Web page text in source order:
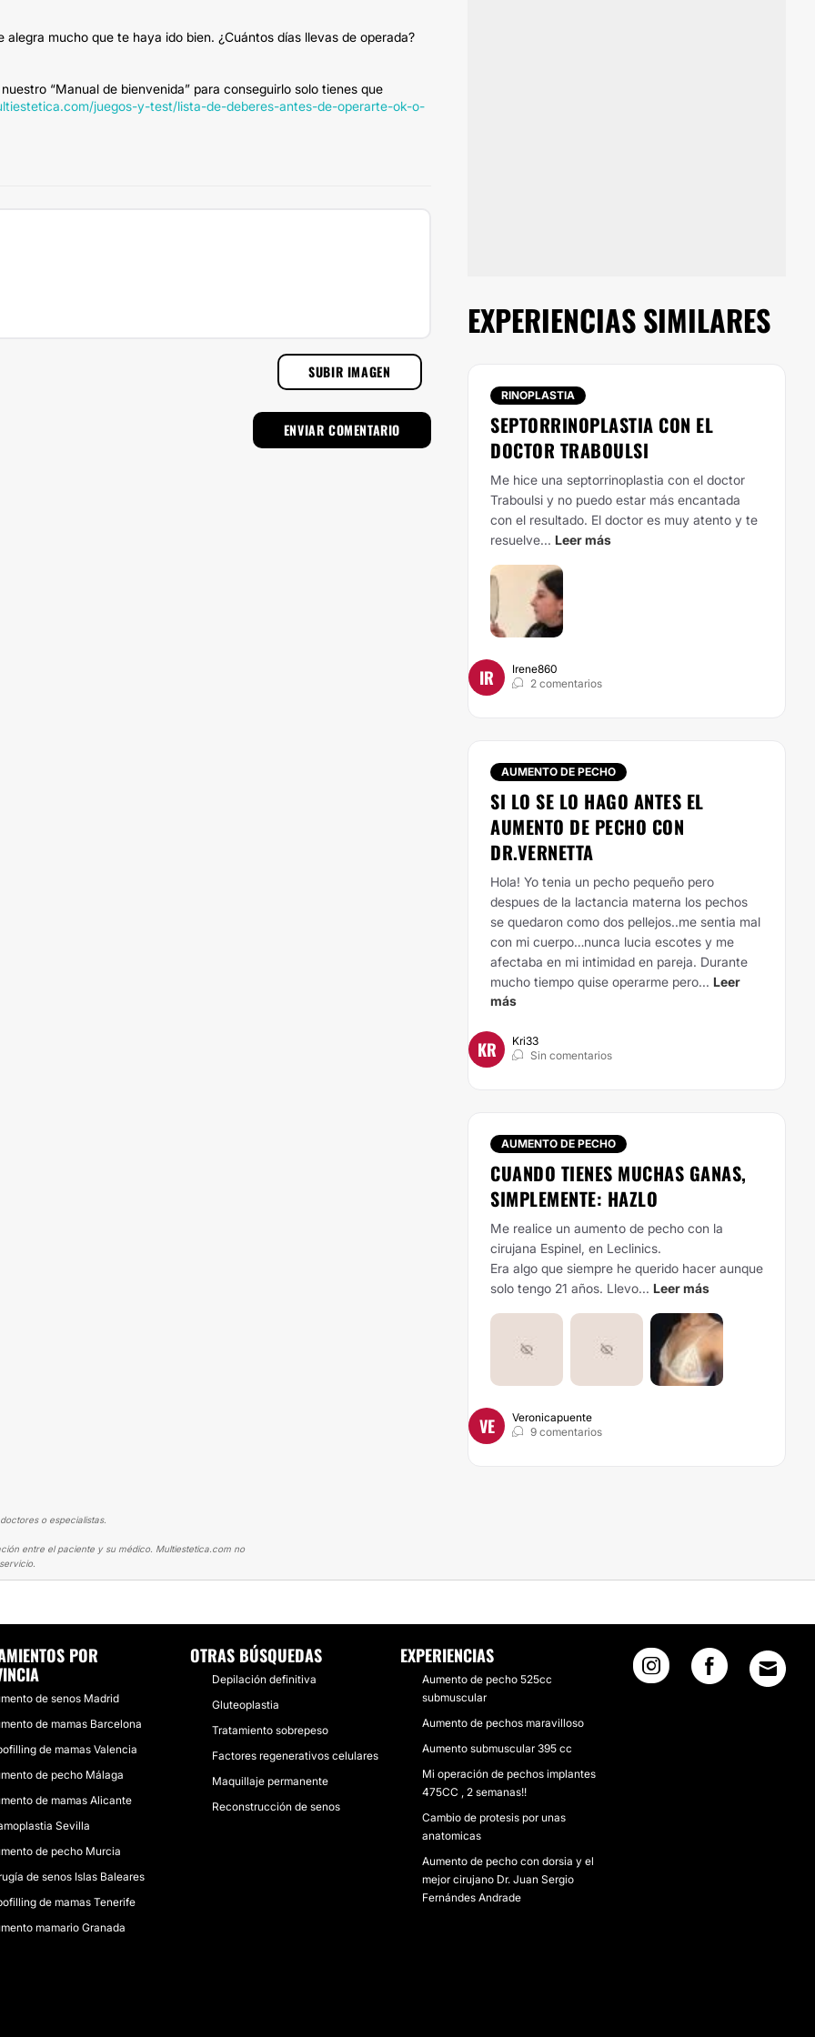
mucho que te haya ido bien. ¿Cuántos días llevas de operada?
“Manual de bienvenida” para conseguirlo solo tienes que
juegos-y-test/lista-de-deberes-antes-de-operarte-ok-o-
SUBIR IMAGEN
EXPERIENCIAS SIMILARES
RINOPLASTIA
SEPTORRINOPLASTIA CON EL
DOCTOR TRABOULSI
Me hice una septorrinoplastia con el doctor
Traboulsi y no puedo estar más encantada
con el resultado. El doctor es muy atento y te
resuelve... Leer más
IR
Irene860
2 comentarios
AUMENTO DE PECHO
SI LO SE LO HAGO ANTES EL
AUMENTO DE PECHO CON
DR.VERNETTA
Hola! Yo tenia un pecho pequeño pero
despues de la lactancia materna los pechos
se quedaron como dos pellejos..me sentia mal
con mi cuerpo…nunca lucia escotes y me
afectaba en mi intimidad en pareja. Durante
mucho tiempo quise operarme pero... Leer
más
KR
Kri33
Sin comentarios
AUMENTO DE PECHO
CUANDO TIENES MUCHAS GANAS,
SIMPLEMENTE: HAZLO
Me realice un aumento de pecho con la
cirujana Espinel, en Leclinics.
Era algo que siempre he querido hacer aunque
solo tengo 21 años. Llevo... Leer más
VE
Veronicapuente
9 comentarios
o especialistas.
entre el paciente y su médico. Multiestetica.com no
DE PECHO
POR
de senos Madrid
de mamas Barcelona
de mamas Valencia
de pecho Málaga
de mamas Alicante
Sevilla
de pecho Murcia
de senos Islas Baleares
de mamas Tenerife
mamario Granada
OTRAS BÚSQUEDAS
Depilación definitiva
Gluteoplastia
Tratamiento sobrepeso
Factores regenerativos celulares
Maquillaje permanente
Reconstrucción de senos
EXPERIENCIAS
Aumento de pecho 525cc
submuscular
Aumento de pechos maravilloso
Aumento submuscular 395 cc
Mi operación de pechos implantes
475CC , 2 semanas!!
Cambio de protesis por unas
anatomicas
Aumento de pecho con dorsia y el
mejor cirujano Dr. Juan Sergio
Fernándes Andrade